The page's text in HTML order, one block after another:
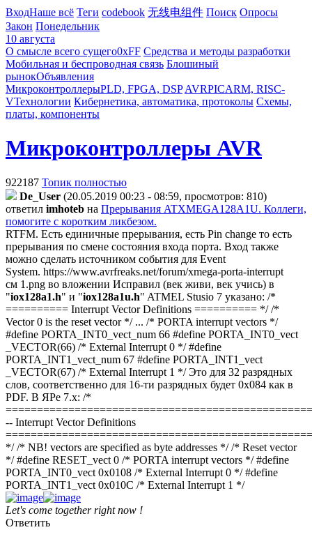
ВходНаше всё Теги codebook 无线电组件 Поиск Опросы
Закон Понедельник
10 августа
О смысле всего сущего0xFF Средства и методы разработки
Мобильная и беспроводная связь Блошиный
рынокОбъявления
МикроконтроллерыPLD, FPGA, DSP AVRPICARM, RISC-
VТехнологии Кибернетика, автоматика, протоколы Схемы,
платы, компоненты
Микроконтроллеры AVR
922187 Топик полностью
De_User (20.05.2019 00:23 - 08:59, просмотров: 810)
ответил imhoteb на Прерывания ATXMEGA128A1U. Коллеги,
помогите с коротким ликбезом.
RTFM. Есть единичные прерывания, есть Pin change то есть
прерывания по смене состояния входа порта. Вход также
можно сделать источником события для Event
System. https://www.avrfreaks.net/forum/xmega-porta-interrupt
см 1.png во вложении Исправил (век живи, век учись) в
"iox128a1.h" и "iox128a1u.h" ATMEL Stusio 7 указано: /*
========== Interrupt Vector Definitions ========== */ /*
Vector 0 is the reset vector */ ... /* PORTA interrupt vectors */
#define PORTA_INT0_vect_num 66 #define PORTA_INT0_vect
_VECTOR(66) /* External Interrupt 0 */ #define
PORTA_INT1_vect_num 67 #define PORTA_INT1_vect
_VECTOR(67) /* External Interrupt 1 */Это для 32 разрядных
слов, соответственно для 16-ти разрядных будет 0x084 как в
PDF. В ЯРе 7.x: /*
-- Interrupt Vector Definitions
*/ /* NB! vectors are specified as byte addresses */ /* Reset vector
*/ #define RESET_vect 0 /* PORTA interrupt vectors */ #define
PORTA_INT0_vect 0x0108 /* External Interrupt 0 */ #define
PORTA_INT1_vect 0x010C /* External Interrupt 1 */
Let's come together right now !
Ответить